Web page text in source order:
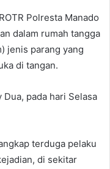
Polresta Manado
dalam rumah tangga
jenis parang yang
di tangan.
pada hari Selasa
terduga pelaku
di sekitar